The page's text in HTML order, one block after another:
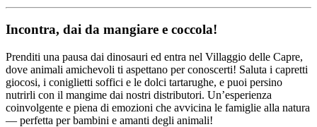
Incontra, dai da mangiare e coccola!
Prenditi una pausa dai dinosauri ed entra nel Villaggio delle Capre,
dove animali amichevoli ti aspettano per conoscerti! Saluta i capretti
giocosi, i coniglietti soffici e le dolci tartarughe, e puoi persino
nutrirli con il mangime dai nostri distributori. Un’esperienza
coinvolgente e piena di emozioni che avvicina le famiglie alla natura
— perfetta per bambini e amanti degli animali!